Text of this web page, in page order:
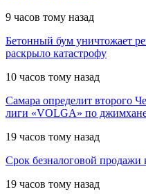
9 часов тому назад
Бетонный бум уничтожает
раскрыло катастрофу
10 часов тому назад
Самара определит второго
лиги «VOLGA» по джимхане
19 часов тому назад
Срок безналоговой продажи
19 часов тому назад